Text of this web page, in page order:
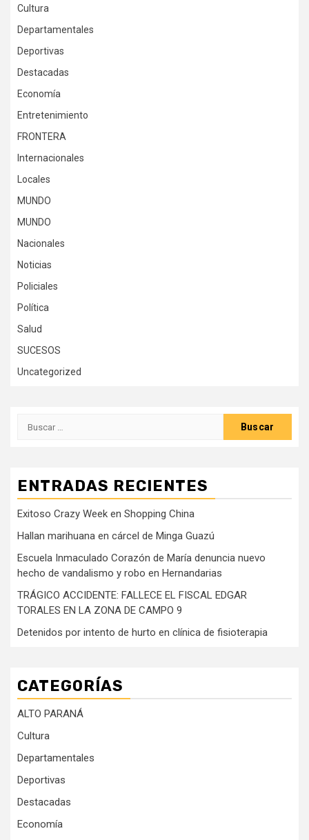
Cultura
Departamentales
Deportivas
Destacadas
Economía
Entretenimiento
FRONTERA
Internacionales
Locales
MUNDO
MUNDO
Nacionales
Noticias
Policiales
Política
Salud
SUCESOS
Uncategorized
Buscar:
ENTRADAS RECIENTES
Exitoso Crazy Week en Shopping China
Hallan marihuana en cárcel de Minga Guazú
Escuela Inmaculado Corazón de María denuncia nuevo
hecho de vandalismo y robo en Hernandarias
TRÁGICO ACCIDENTE: FALLECE EL FISCAL EDGAR
TORALES EN LA ZONA DE CAMPO 9
Detenidos por intento de hurto en clínica de fisioterapia
CATEGORÍAS
ALTO PARANÁ
Cultura
Departamentales
Deportivas
Destacadas
Economía